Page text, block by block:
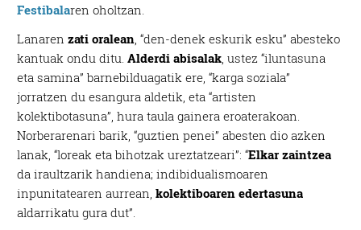
Festibalaren oholtzan.
Lanarenzati oralean, “den-denek eskurik esku” abesteko
kantuak ondu ditu.Alderdi abisalak, ustez “iluntasuna
eta samina” barnebilduagatik ere, “karga soziala”
jorratzen du esangura aldetik, eta “artisten
kolektibotasuna”, hura taula gainera eroaterakoan.
Norberarenari barik, “guztien penei” abesten dio azken
lanak, “loreak eta bihotzak ureztatzeari”: “Elkar zaintzea
da iraultzarik handiena; indibidualismoaren
inpunitatearen aurrean,kolektiboaren edertasuna
aldarrikatu gura dut”.